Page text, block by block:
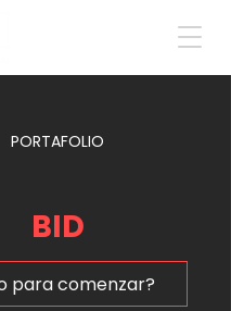
PORTAFOLIO
BID
para comenzar?